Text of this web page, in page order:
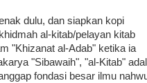
dulu, dan siapkan kopi
al-kitab/pelayan kitab
"Khizanat al-Adab" ketika ia
"Sibawaih", "al-Kitab"
fondasi besar ilmu